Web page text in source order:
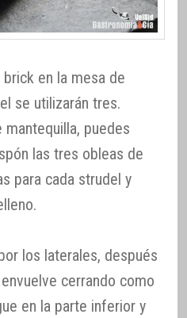
en la mesa de
se utilizarán tres.
mantequilla, puedes
las tres obleas de
para cada strudel y
los laterales, después
cerrando como
en la parte inferior y